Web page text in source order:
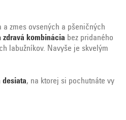
a zmes ovsených a pšeničných
zdravá kombinácia bez pridaného
labužníkov. Navyše je skvelým
desiata, na ktorej si pochutnáte vy